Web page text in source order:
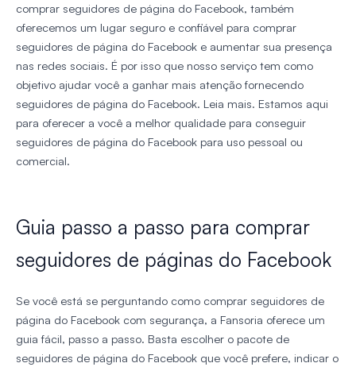
comprar seguidores de página do Facebook, também
oferecemos um lugar seguro e confiável para comprar
seguidores de página do Facebook e aumentar sua presença
nas redes sociais. É por isso que nosso serviço tem como
objetivo ajudar você a ganhar mais atenção fornecendo
seguidores de página do Facebook. Leia mais. Estamos aqui
para oferecer a você a melhor qualidade para conseguir
seguidores de página do Facebook para uso pessoal ou
comercial.
Guia passo a passo para comprar
seguidores de páginas do Facebook
Se você está se perguntando como comprar seguidores de
página do Facebook com segurança, a Fansoria oferece um
guia fácil, passo a passo. Basta escolher o pacote de
seguidores de página do Facebook que você prefere, indicar o